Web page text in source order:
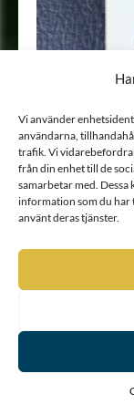
Vi använder
användarna,
trafik. Vi
från din enhet till de
samarbetar med.
information som du har
använt deras tjänster.